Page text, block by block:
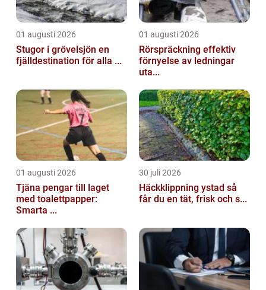
01 augusti 2026
Stugor i grövelsjön en
fjälldestination för alla ...
01 augusti 2026
Rörspräckning effektiv
förnyelse av ledningar
uta...
01 augusti 2026
Tjäna pengar till laget
med toalettpapper:
Smarta ...
30 juli 2026
Häckklippning ystad så
får du en tät, frisk och s...